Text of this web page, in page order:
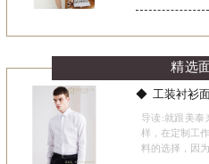
精选
工装衬衫
导读:就跟美泰
样，在定制工
料的选择，因